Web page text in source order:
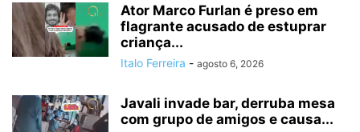
Ator Marco Furlan é preso em
flagrante acusado de estuprar
criança...
Italo Ferreira - agosto 6, 2026
Javali invade bar, derruba mesa
com grupo de amigos e causa...